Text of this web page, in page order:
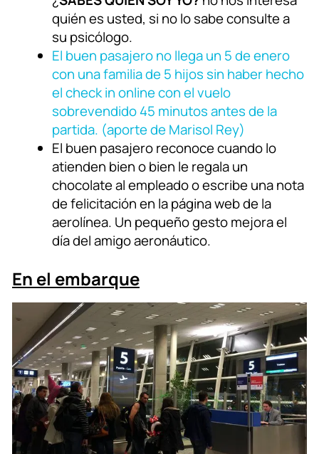
quién es usted, si no lo sabe consulte a
su psicólogo.
El buen pasajero no llega un 5 de enero
con una familia de 5 hijos sin haber hecho
el check in online con el vuelo
sobrevendido 45 minutos antes de la
partida. (aporte de Marisol Rey)
El buen pasajero reconoce cuando lo
atienden bien o bien le regala un
chocolate al empleado o escribe una nota
de felicitación en la página web de la
aerolínea. Un pequeño gesto mejora el
día del amigo aeronáutico.
En el embarque